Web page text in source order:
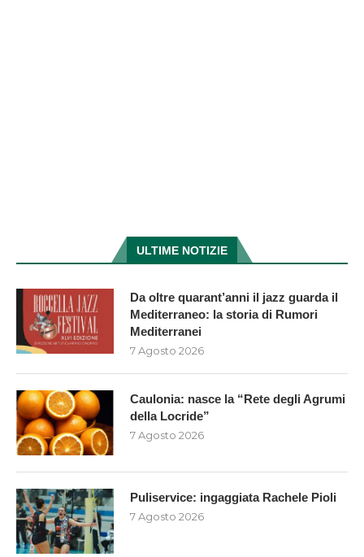
ULTIME NOTIZIE
Da oltre quarant’anni il jazz guarda il
Mediterraneo: la storia di Rumori
Mediterranei
7 Agosto 2026
Caulonia: nasce la “Rete degli Agrumi
della Locride”
7 Agosto 2026
Puliservice: ingaggiata Rachele Pioli
7 Agosto 2026